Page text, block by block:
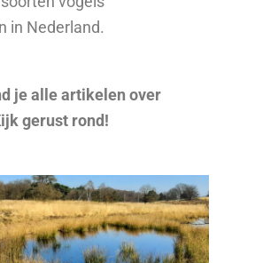
in Nederland.
je alle artikelen over
gerust rond!